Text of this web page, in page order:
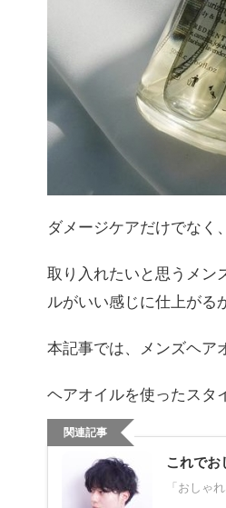
ダメージケアだけでなく
取り入れたいと思うメン
ルがいい感じに仕上がる
本記事では、メンズヘア
ヘアオイルを使ったスタ
関連記事
これでお
「おしゃ